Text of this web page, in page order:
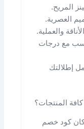
المريح.
العصرية.
والعملية.
مع درجات
إطلالتك
كان كود خصم